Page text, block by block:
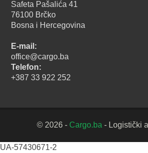
Safeta Pašalića 41
76100 Brčko
Bosna i Hercegovina
E-mail:
office@cargo.ba
Telefon:
+387 33 922 252
© 2026 - Cargo.ba - Logistički
UA-57430671-2